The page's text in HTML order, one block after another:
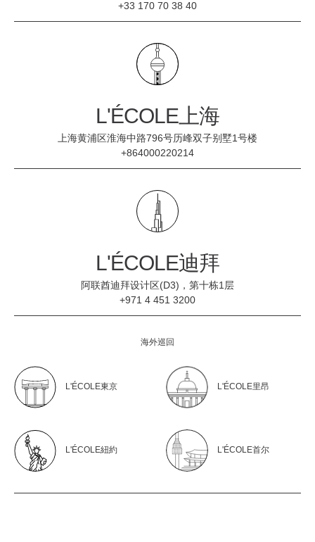
+33 170 70 38 40
L'ÉCOLE上海
上海黄浦区淮海中路796号历峰双子别墅1号楼
+864000220214
L'ÉCOLE迪拜
阿联酋迪拜设计区(D3)，第十栋1层
+971 4 451 3200
海外巡回
L'ÉCOLE東京 L'ÉCOLE里昂
L'ÉCOLE紐約 L'ÉCOLE首尔